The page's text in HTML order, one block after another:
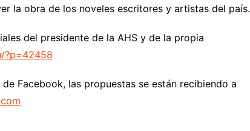
la obra de los noveles escritores y artistas del país.
del presidente de la AHS y de la propia
?p=42458
Facebook, las propuestas se están recibiendo a